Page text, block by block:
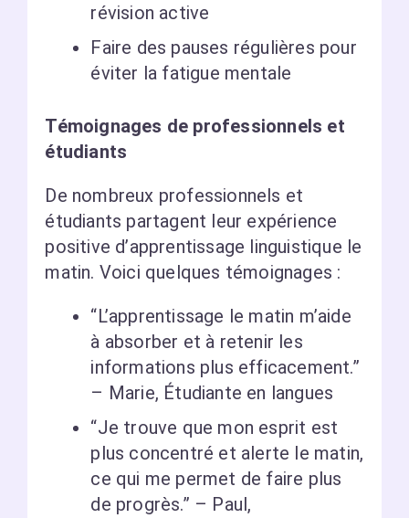
révision active
Faire des pauses régulières pour
éviter la fatigue mentale
Témoignages de professionnels et
étudiants
De nombreux professionnels et
étudiants partagent leur expérience
positive d’apprentissage linguistique le
matin. Voici quelques témoignages :
“L’apprentissage le matin m’aide
à absorber et à retenir les
informations plus efficacement.”
– Marie, Étudiante en langues
“Je trouve que mon esprit est
plus concentré et alerte le matin,
ce qui me permet de faire plus
de progrès.” – Paul,